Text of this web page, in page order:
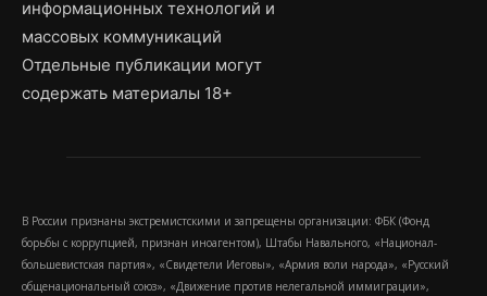
информационных технологий и
массовых коммуникаций
Отдельные публикации могут
содержать материалы 18+
В России признаны экстремистскими и запрещены организации: ФБК (Фонд
борьбы с коррупцией, признан иноагентом), Штабы Навального, «Национал-
большевистская партия», «Свидетели Иеговы», «Армия воли народа», «Русский
общенациональный союз», «Движение против нелегальной иммиграции»,